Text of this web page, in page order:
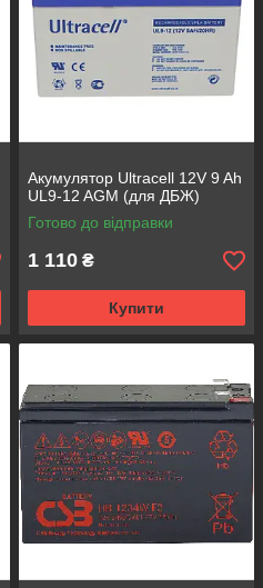
Акумулятор Ultracell 12V 9 Ah
UL9-12 AGM (для ДБЖ)
Готово до відправки
1 110 ₴
Купити